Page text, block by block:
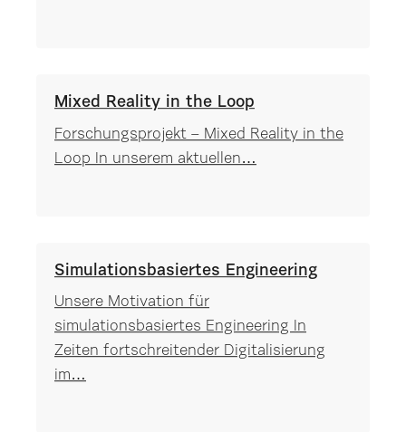
Mixed Reality in the Loop
Forschungsprojekt – Mixed Reality in the
Loop In unserem aktuellen…
Simulationsbasiertes Engineering
Unsere Motivation für
simulationsbasiertes Engineering In
Zeiten fortschreitender Digitalisierung
im…